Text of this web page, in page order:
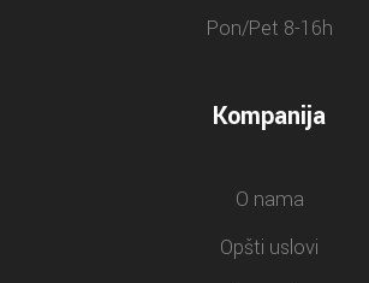
Pon/Pet 8-16h
Kompanija
O nama
Opšti uslovi